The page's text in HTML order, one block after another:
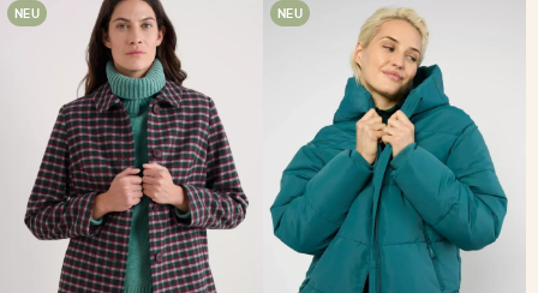
NEU NEU